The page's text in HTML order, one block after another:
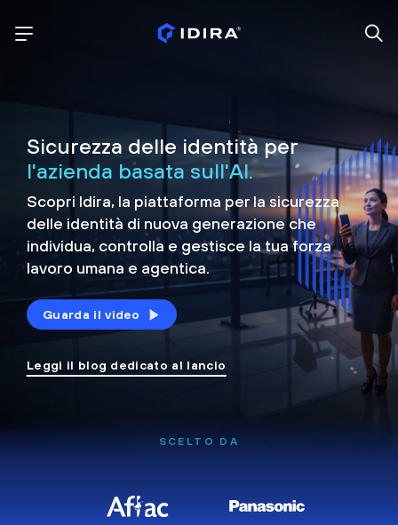
Sicurezza delle identità per
l'azienda basata sull'AI.
Scopri Idira, la piattaforma per la sicurezza
delle identità di nuova generazione che
individua, controlla e gestisce la tua forza
lavoro umana e agentica.
Guarda il video
Leggi il blog dedicato al lancio
SCELTO DA